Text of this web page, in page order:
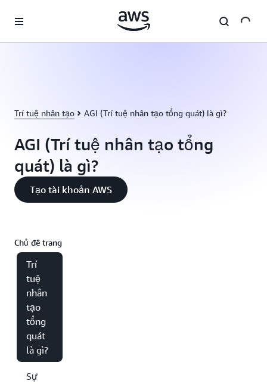
Trí tuệ nhân tạo AGI (Trí tuệ nhân tạo tổng quát) là gì?
AGI (Trí tuệ nhân tạo tổng
quát) là gì?
Tạo tài khoản AWS
Chủ đề trang
Trí
tuệ
nhân
tạo
tổng
quát
là gì?
Sự